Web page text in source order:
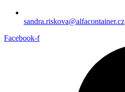
sandra.riskova@alfacontainer.cz
Facebook-f